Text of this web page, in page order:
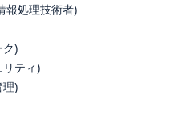
報処理技術者)
ク)
ティ)
理)